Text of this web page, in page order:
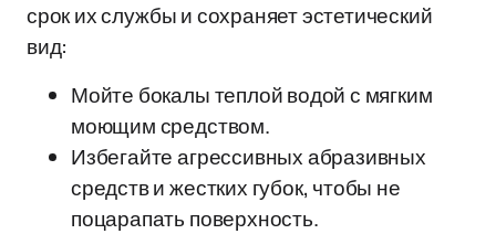
срок их службы и сохраняет эстетический
вид:
Мойте бокалы теплой водой с мягким
моющим средством.
Избегайте агрессивных абразивных
средств и жестких губок, чтобы не
поцарапать поверхность.